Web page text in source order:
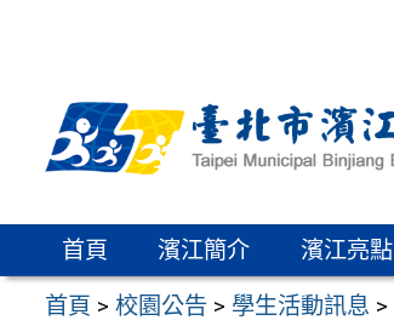
區
首頁 濱江簡介 濱江亮點
首頁 >校園公告 > 學生活動訊息 >